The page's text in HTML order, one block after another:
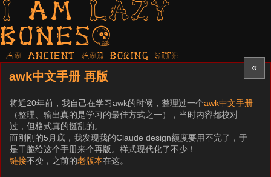
I am LAZY
bones?
AN ancient AND boring SITE
«
awk中文手册 再版
将近20年前，我自己在学习awk的时候，整理过一个awk中文手册
（整理、输出真的是学习的最佳方式之一），当时内容都校对
过，但格式真的挺乱的。
而刚刚的5月底，我发现我的Claude design额度要用不完了，于
是干脆给这个手册来个再版。样式现代化了不少！
链接不变，之前的老版本在这。